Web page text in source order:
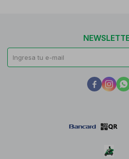
  